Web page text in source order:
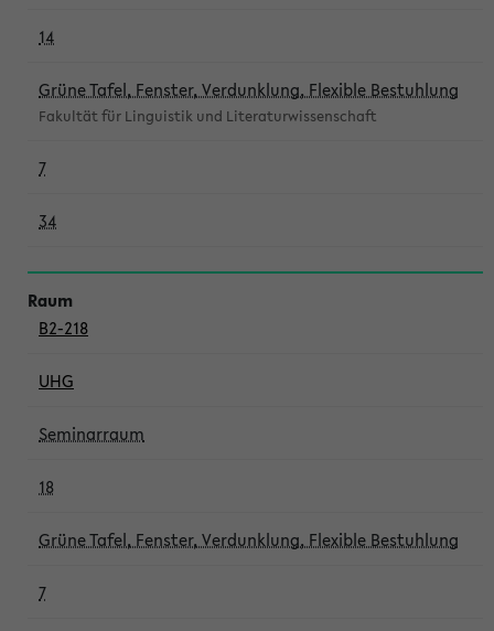
14
Grüne Tafel, Fenster, Verdunklung, Flexible Bestuhlung
Fakultät für Linguistik und Literaturwissenschaft
7
34
B2-218
UHG
Seminarraum
18
Grüne Tafel, Fenster, Verdunklung, Flexible Bestuhlung
7